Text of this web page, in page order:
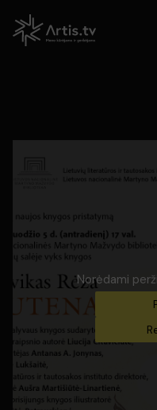
Norėdami